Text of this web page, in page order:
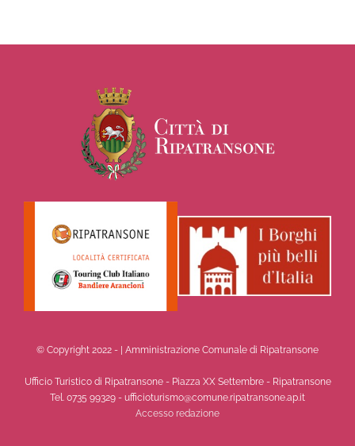
© Copyright 2022 - | Amministrazione Comunale di Ripatransone
Ufficio Turistico di Ripatransone - Piazza XX Settembre - Ripatransone
Tel. 0735 99329 - ufficioturismo@comune.ripatransone.ap.it
Accesso redazione